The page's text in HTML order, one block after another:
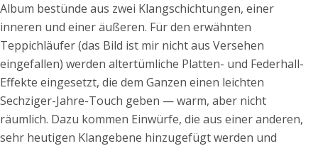
Album bestünde aus zwei Klangschichtungen, einer
inneren und einer äußeren. Für den erwähnten
Teppichläufer (das Bild ist mir nicht aus Versehen
eingefallen) werden altertümliche Platten- und Federhall-
Effekte eingesetzt, die dem Ganzen einen leichten
Sechziger-Jahre-Touch geben — warm, aber nicht
räumlich. Dazu kommen Einwürfe, die aus einer anderen,
sehr heutigen Klangebene hinzugefügt werden und